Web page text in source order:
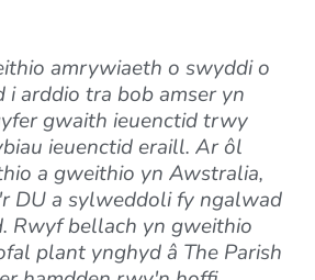
amrywiaeth o swyddi o
i arddio tra bob amser yn
gwaith ieuenctid trwy
ieuenctid eraill. Ar ôl
a gweithio yn Awstralia,
DU a sylweddoli fy ngalwad
Rwyf bellach yn gweithio
plant ynghyd â The Parish